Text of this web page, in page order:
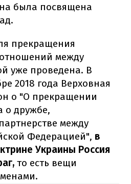
была посвящена
прекращения
между
уже проведена. В
2018 года Верховная
о "О прекращении
о дружбе,
между
Федерацией", в
Украины Россия
то есть вещи